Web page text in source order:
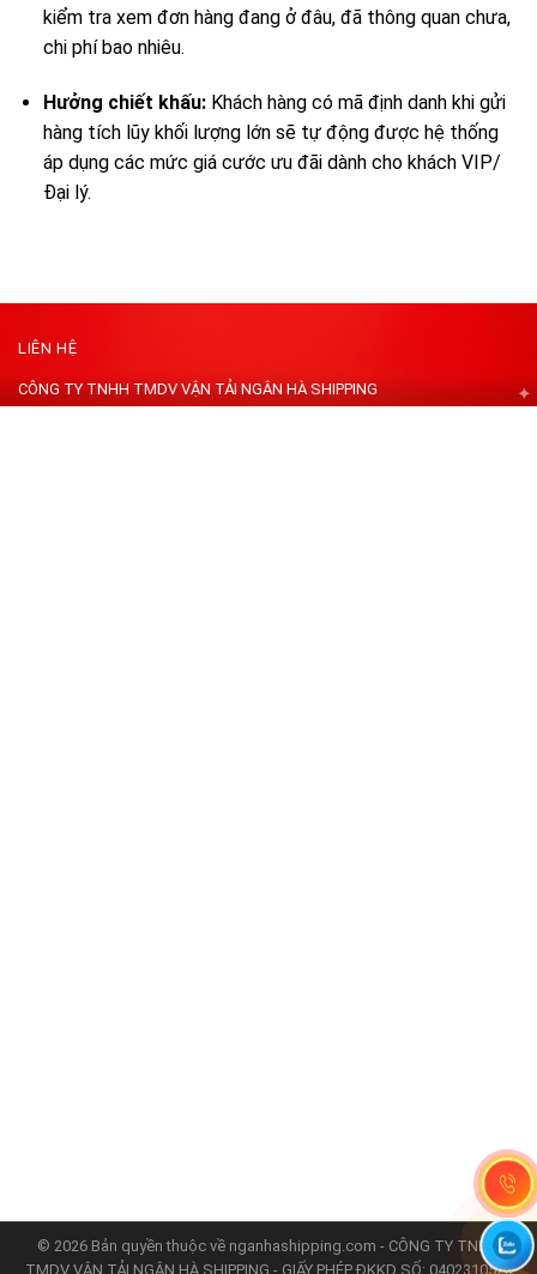
kiểm tra xem đơn hàng đang ở đâu, đã thông quan chưa,
chi phí bao nhiêu.
Hưởng chiết khấu:Khách hàng có mã định danh khi gửi
hàng tích lũy khối lượng lớn sẽ tự động được hệ thống
áp dụng các mức giá cước ưu đãi dành cho khách VIP/
Đại lý.
LIÊN HỆ
CÔNG TY TNHH TMDV VẬN TẢI NGÂN HÀ SHIPPING
© 2026 Bản quyền thuộc về nganhashipping.com - CÔNG TY TNHH
TMDV VẬN TẢI NGÂN HÀ SHIPPING - GIẤY PHÉP ĐKKD SỐ: 0402310523